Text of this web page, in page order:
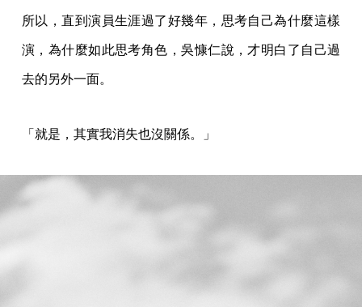
所以，直到演員生涯過了好幾年，思考自己為什麼這樣
演，為什麼如此思考角色，吳慷仁說，才明白了自己過
去的另外一面。
「就是，其實我消失也沒關係。」